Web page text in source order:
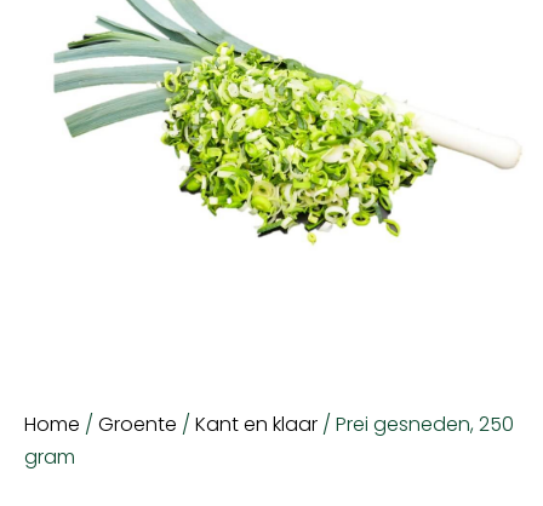
Home / Groente / Kant en klaar / Prei gesneden, 250
gram